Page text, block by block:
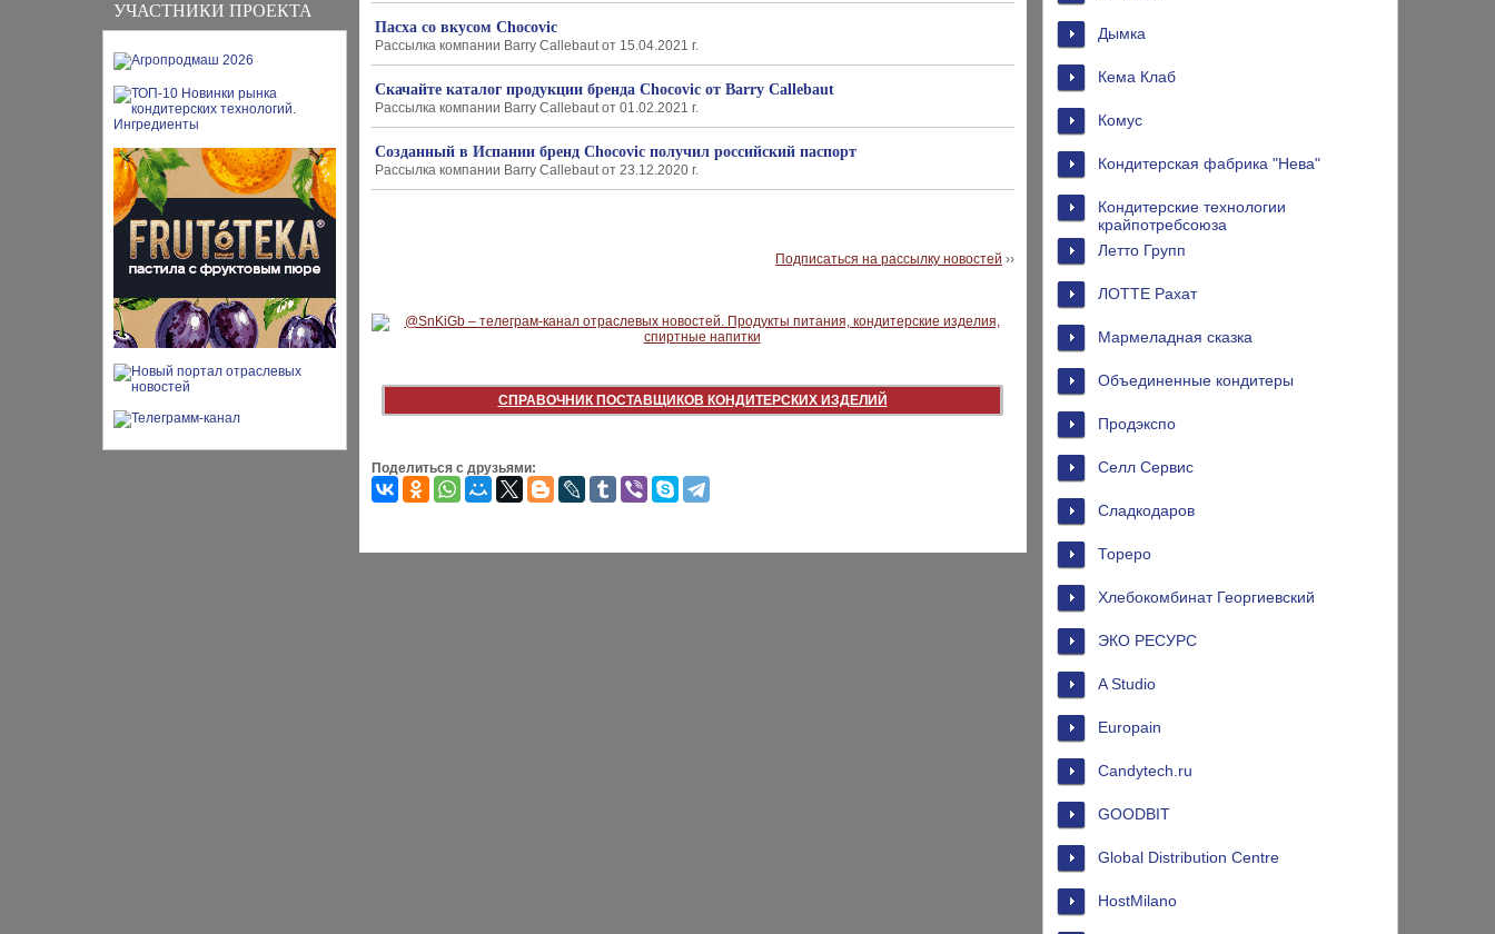
УЧАСТНИКИ ПРОЕКТА
Дымка
Кема Клаб
Комус
Кондитерская фабрика "Нева"
Кондитерские технологии
крайпотребсоюза
Летто Групп
ЛОТТЕ Рахат
Мармеладная сказка
Объединенные кондитеры
Продэкспо
Селл Сервис
Сладкодаров
Тореро
Хлебокомбинат Георгиевский
ЭКО РЕСУРС
A Studio
Europain
Candytech.ru
GOODBIT
Global Distribution Centre
HostMilano
Пасха со вкусом Chocovic
Рассылка компании Barry Callebaut от 15.04.2021 г.
Скачайте каталог продукции бренда Chocovic от Barry Callebaut
Рассылка компании Barry Callebaut от 01.02.2021 г.
Созданный в Испании бренд Chocovic получил российский паспорт
Рассылка компании Barry Callebaut от 23.12.2020 г.
Подписаться на рассылку новостей ››
СПРАВОЧНИК ПОСТАВЩИКОВ КОНДИТЕРСКИХ ИЗДЕЛИЙ
Поделиться с друзьями: